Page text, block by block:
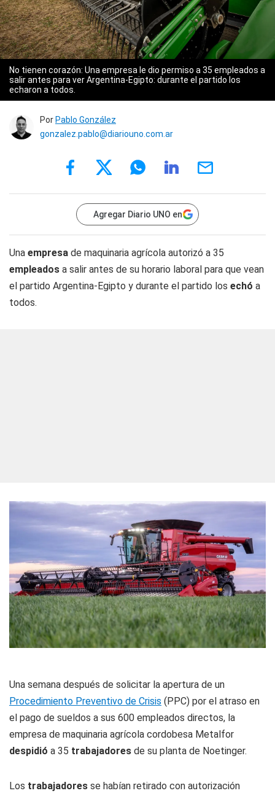
No tienen corazón: Una empresa le dio permiso a 35 empleados a
salir antes para ver Argentina-Egipto: durante el partido los
echaron a todos.
Por Pablo González
gonzalez.pablo@diariouno.com.ar
Agregar Diario UNO en
Una empresa de maquinaria agrícola autorizó a 35
empleados a salir antes de su horario laboral para que vean
el partido Argentina-Egipto y durante el partido los echó a
todos.
Una semana después de solicitar la apertura de un
Procedimiento Preventivo de Crisis (PPC) por el atraso en
el pago de sueldos a sus 600 empleados directos, la
empresa de maquinaria agrícola cordobesa Metalfor
despidió a 35 trabajadores de su planta de Noetinger.
Los trabajadores se habían retirado con autorización